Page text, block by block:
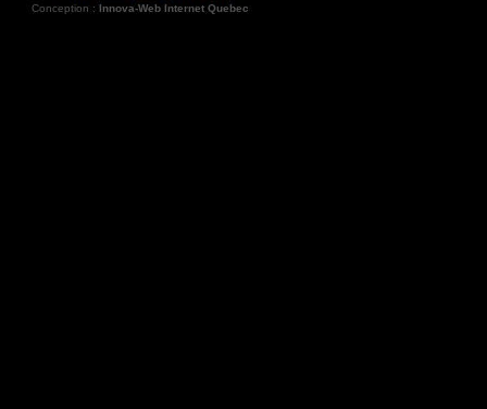
Conception : Innova-Web Internet Quebec